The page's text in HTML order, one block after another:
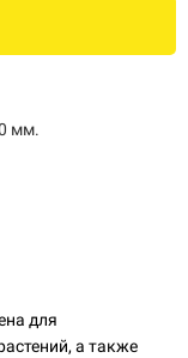
мм.
для
а также